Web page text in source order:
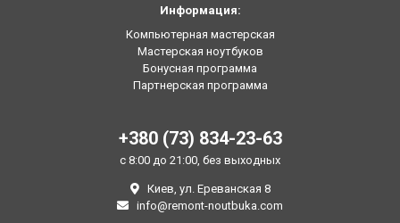
Информация:
Компьютерная мастерская
Мастерская ноутбуков
Бонусная программа
Партнерская программа
+380 (73) 834-23-63
с 8:00 до 21:00, без выходных
Киев, ул. Ереванская 8
info@remont-noutbuka.com